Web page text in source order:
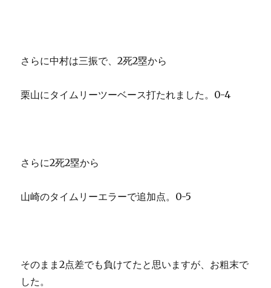
さらに中村は三振で、2死2塁から
栗山にタイムリーツーベース打たれました。0-4
さらに2死2塁から
山崎のタイムリーエラーで追加点。0-5
そのまま2点差でも負けてたと思いますが、お粗末で
した。